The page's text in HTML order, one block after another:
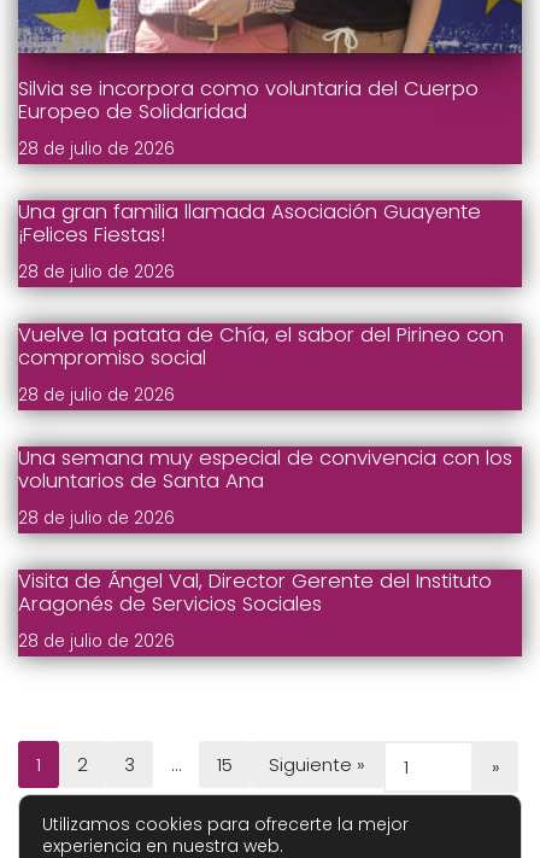
Silvia se incorpora como voluntaria del Cuerpo
Europeo de Solidaridad
28 de julio de 2026
Una gran familia llamada Asociación Guayente
¡Felices Fiestas!
28 de julio de 2026
Vuelve la patata de Chía, el sabor del Pirineo con
compromiso social
28 de julio de 2026
Una semana muy especial de convivencia con los
voluntarios de Santa Ana
28 de julio de 2026
Visita de Ángel Val, Director Gerente del Instituto
Aragonés de Servicios Sociales
28 de julio de 2026
1 2 3 … 15 Siguiente »
Utilizamos cookies para ofrecerte la mejor
experiencia en nuestra web.